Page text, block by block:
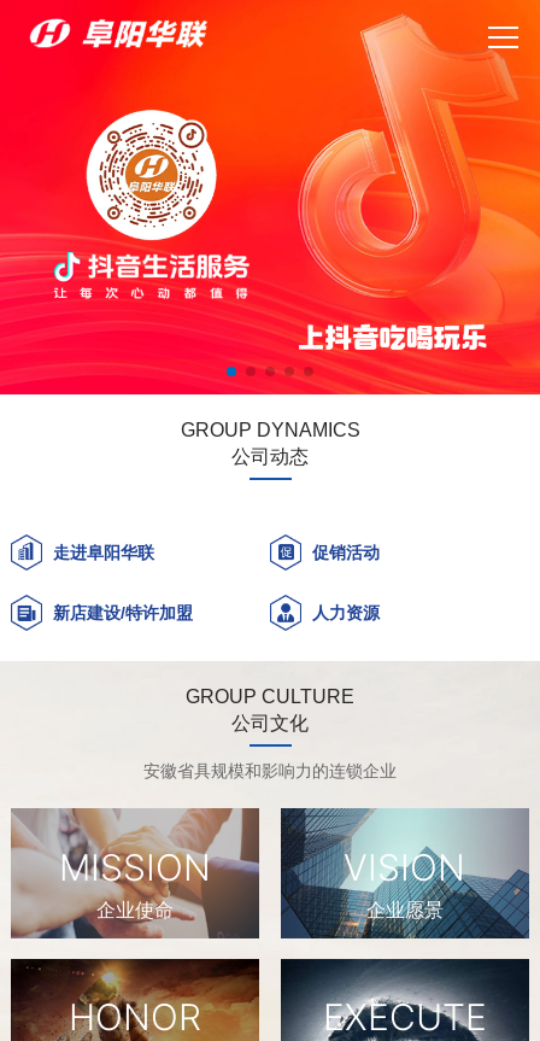
GROUP DYNAMICS
公司动态
走进阜阳华联 促销活动
新店建设/特许加盟 人力资源
GROUP CULTURE
公司文化
安徽省具规模和影响力的连锁企业
MISSION
企业使命
VISION
企业愿景
HONOR EXECUTE